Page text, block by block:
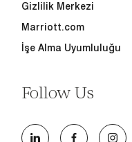
Gizlilik Merkezi
Marriott.com
İşe Alma Uyumluluğu
Follow Us